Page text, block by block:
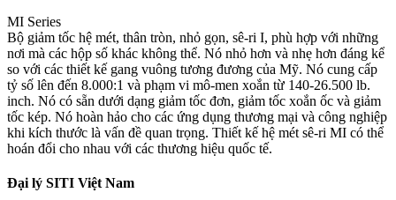
MI Series
Bộ giảm tốc hệ mét, thân tròn, nhỏ gọn, sê-ri I, phù hợp với những
nơi mà các hộp số khác không thể. Nó nhỏ hơn và nhẹ hơn đáng kể
so với các thiết kế gang vuông tương đương của Mỹ. Nó cung cấp
tỷ số lên đến 8.000:1 và phạm vi mô-men xoắn từ 140-26.500 lb.
inch. Nó có sẵn dưới dạng giảm tốc đơn, giảm tốc xoắn ốc và giảm
tốc kép. Nó hoàn hảo cho các ứng dụng thương mại và công nghiệp
khi kích thước là vấn đề quan trọng. Thiết kế hệ mét sê-ri MI có thể
hoán đổi cho nhau với các thương hiệu quốc tế.
Đại lý SITI Việt Nam